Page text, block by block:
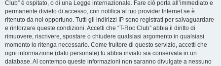
Club” è ospitato, o di una Legge internazionale. Fare ciò porta all’immediato e
permanente divieto di accesso, con notifica al tuo provider Internet se è
ritenuto da noi opportuno. Tutti gli indirizzi IP sono registrati per salvaguardare
e rinforzare queste condizioni. Accetti che “T-Roc Club” abbia il diritto di
rimuovere, riscrivere, spostare o chiudere qualsiasi argomento in qualsiasi
momento lo ritenga necessario. Come fruitore di questo servizio, accetti che
ogni informazione (dato personale) tu abbia inviato sia conservata in un
database. Al contempo queste informazioni non saranno divulgate a nessuno